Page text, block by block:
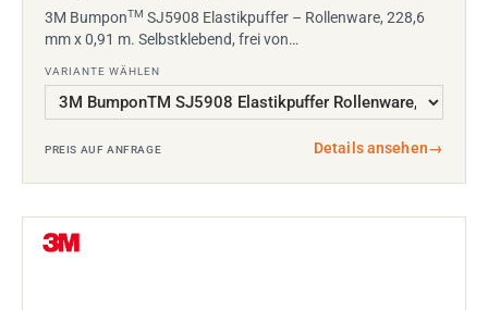
3M BumponTM SJ5908 Elastikpuffer – Rollenware, 228,6
mm x 0,91 m. Selbstklebend, frei von…
VARIANTE WÄHLEN
PREIS AUF ANFRAGE Details ansehen→